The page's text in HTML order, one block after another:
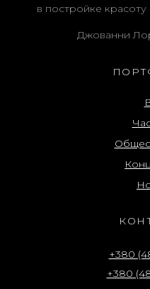
в постройке
Джованни
+380
+380